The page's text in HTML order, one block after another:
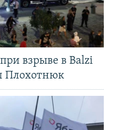
взрыве в Balzi
Плохотнюк